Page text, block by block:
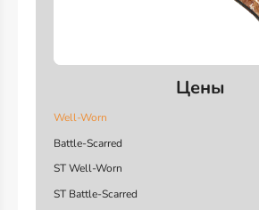
Цены
Well-Worn
Battle-Scarred
ST Well-Worn
ST Battle-Scarred